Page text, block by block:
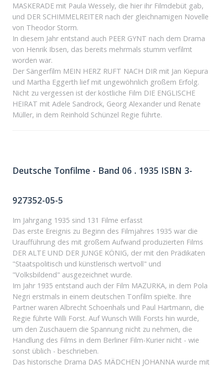
MASKERADE mit Paula Wessely, die hier ihr Filmdebüt gab,
und DER SCHIMMELREITER nach der gleichnamigen Novelle
von Theodor Storm.
In diesem Jahr entstand auch PEER GYNT nach dem Drama
von Henrik Ibsen, das bereits mehrmals stumm verfilmt
worden war.
Der Sängerfilm MEIN HERZ RUFT NACH DIR mit Jan Kiepura
und Martha Eggerth lief mit ungewöhnlich großem Erfolg.
Nicht zu vergessen ist der köstliche Film DIE ENGLISCHE
HEIRAT mit Adele Sandrock, Georg Alexander und Renate
Müller, in dem Reinhold Schünzel Regie führte.
Deutsche Tonfilme - Band 06 . 1935 ISBN 3-
927352-05-5
Im Jahrgang 1935 sind 131 Filme erfasst
Das erste Ereignis zu Beginn des Filmjahres 1935 war die
Uraufführung des mit großem Aufwand produzierten Films
DER ALTE UND DER JUNGE KÖNIG, der mit den Prädikaten
"Staatspolitisch und künstlerisch wertvoll" und
"Volksbildend" ausgezeichnet wurde.
Im Jahr 1935 entstand auch der Film MAZURKA, in dem Pola
Negri erstmals in einem deutschen Tonfilm spielte. Ihre
Partner waren Albrecht Schoenhals und Paul Hartmann, die
Regie führte Willi Forst. Auf Wunsch Willi Forsts hin wurde,
um den Zuschauern die Spannung nicht zu nehmen, die
Handlung des Films in dem Berliner Film-Kurier nicht - wie
sonst üblich - beschrieben.
Das historische Drama DAS MÄDCHEN JOHANNA wurde mit